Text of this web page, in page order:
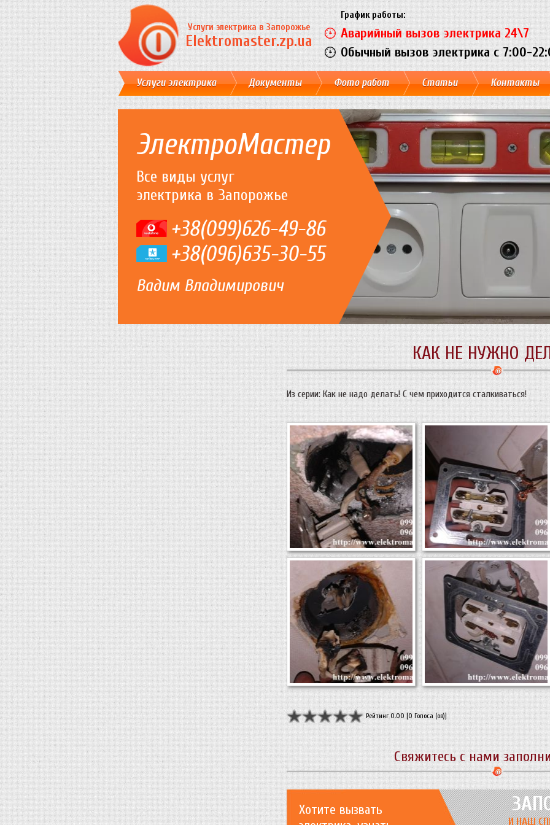
Услуги электрика в Запорожье
Elektromaster.zp.ua
График работы:
Аварийный вызов электрика 24\7
Обычный вызов электрика c 7:00-
Услуги электрика Документы Фото работ Статьи Контакты
ЭлектроМастер
Все виды услуг
электрика в Запорожье
+38(099)626-49-86
+38(096)635-30-55
Вадим Владимирович
КАК НЕ НУЖНО
Из серии: Как не надо делать! С чем приходится сталкиваться!
Рейтинг 0.00 [0 Голоса (ов)]
Свяжитесь с нами
Хотите вызвать
И НАШ